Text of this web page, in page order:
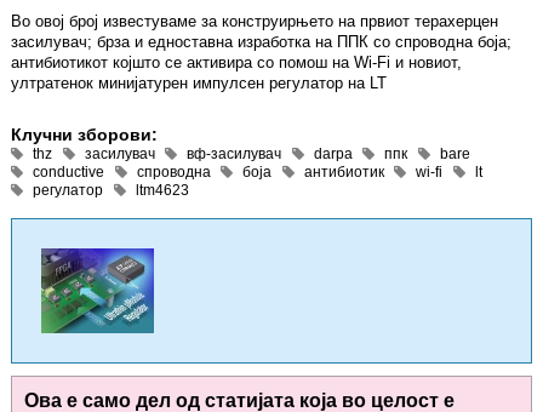
Во овој број известуваме за конструирњето на првиот терахерцен
засилувач; брза и едноставна изработка на ППК со спроводна боја;
антибиотикот којшто се активира со помош на Wi-Fi и новиот,
ултратенок минијатурен импулсен регулатор на LT
Клучни зборови:
thz засилувач вф-засилувач darpa ппк
bare
conductive
спроводна боја антибиотик wi-fi
lt
регулатор
ltm4623
Ова е само дел од статијата која во целост е